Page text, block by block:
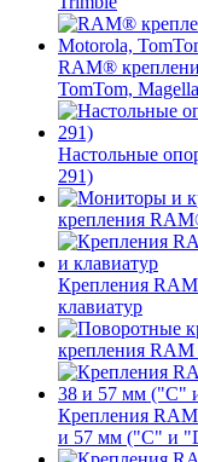
RAM®
TomTom,
Настольные
291)
крепления
Крепления
клавиатур
крепления
Крепления
и 57 мм ("C" и